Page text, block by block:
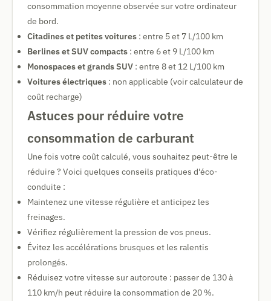
consommation moyenne observée sur votre ordinateur
de bord.
Citadines et petites voitures : entre 5 et 7 L/100 km
Berlines et SUV compacts : entre 6 et 9 L/100 km
Monospaces et grands SUV : entre 8 et 12 L/100 km
Voitures électriques : non applicable (voir calculateur de
coût recharge)
Astuces pour réduire votre
consommation de carburant
Une fois votre coût calculé, vous souhaitez peut-être le
réduire ? Voici quelques conseils pratiques d'éco-
conduite :
Maintenez une vitesse régulière et anticipez les
freinages.
Vérifiez régulièrement la pression de vos pneus.
Évitez les accélérations brusques et les ralentis
prolongés.
Réduisez votre vitesse sur autoroute : passer de 130 à
110 km/h peut réduire la consommation de 20 %.